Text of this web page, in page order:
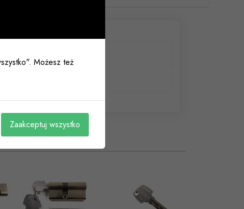
Możesz też
Zaakceptuj wszystko